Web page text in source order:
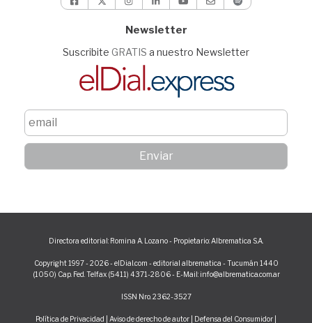
Newsletter
Suscribite GRATIS a nuestro Newsletter
Directora editorial: Romina A. Lozano - Propietario: Albrematica S.A.
Copyright 1997 - 2026 - elDial.com - editorial albrematica - Tucumán 1440
(1050) Cap. Fed. Telfax (5411) 4371-2806 - E-Mail: info@albrematica.com.ar
ISSN Nro. 2362-3527
Política de Privacidad Aviso de derecho de autor Defensa del Consumidor